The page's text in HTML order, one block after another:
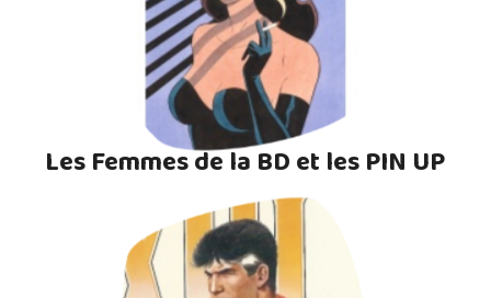
Les Femmes de la BD et les PIN UP